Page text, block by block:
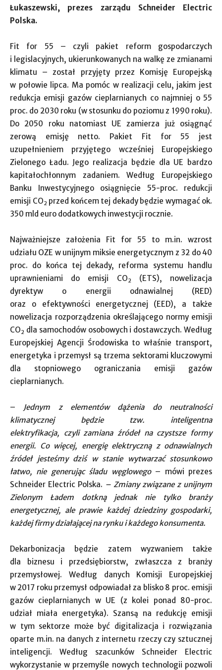
Łukaszewski, prezes zarządu Schneider Electric
Polska.
Fit for 55 – czyli pakiet reform gospodarczych
i legislacyjnych, ukierunkowanych na walkę ze zmianami
klimatu – został przyjęty przez Komisję Europejską
w połowie lipca. Ma pomóc w realizacji celu, jakim jest
redukcja emisji gazów cieplarnianych co najmniej o 55
proc. do 2030 roku (w stosunku do poziomu z 1990 roku).
Do 2050 roku natomiast UE zamierza już osiągnąć
zerową emisję netto. Pakiet Fit for 55 jest
uzupełnieniem przyjętego wcześniej Europejskiego
Zielonego Ładu. Jego realizacja będzie dla UE bardzo
kapitałochłonnym zadaniem. Według Europejskiego
Banku Inwestycyjnego osiągnięcie 55-proc. redukcji
emisji CO2 przed końcem tej dekady będzie wymagać ok.
350 mld euro dodatkowych inwestycji rocznie.
Najważniejsze założenia Fit for 55 to m.in. wzrost
udziału OZE w unijnym miksie energetycznym z 32 do 40
proc. do końca tej dekady, reforma systemu handlu
uprawnieniami do emisji CO2
(ETS), nowelizacja
dyrektyw o energii odnawialnej (RED)
oraz o efektywności energetycznej (EED), a także
nowelizacja rozporządzenia określającego normy emisji
CO2 dla samochodów osobowych i dostawczych. Według
Europejskiej Agencji Środowiska to właśnie transport,
energetyka i przemysł są trzema sektorami kluczowymi
dla stopniowego ograniczania emisji gazów
cieplarnianych.
– Jednym z elementów dążenia do neutralności
klimatycznej będzie tzw. inteligentna
elektryfikacja, czyli zamiana źródeł na czystsze formy
energii. Co więcej, energię elektryczną z odnawialnych
źródeł jesteśmy dziś w stanie wytwarzać stosunkowo
łatwo, nie generując śladu węglowego – mówi prezes
Schneider Electric Polska. – Zmiany związane z unijnym
Zielonym Ładem dotkną jednak nie tylko branży
energetycznej, ale prawie każdej dziedziny gospodarki,
każdej firmy działającej na rynku i każdego konsumenta.
Dekarbonizacja będzie zatem wyzwaniem także
dla biznesu i przedsiębiorstw, zwłaszcza z branży
przemysłowej. Według danych Komisji Europejskiej
w 2017 roku przemysł odpowiadał za blisko 8 proc. emisji
gazów cieplarnianych w UE (z kolei ponad 80-proc.
udział miała energetyka). Szansą na redukcję emisji
w tym sektorze może być digitalizacja i rozwiązania
oparte m.in. na danych z internetu rzeczy czy sztucznej
inteligencji. Według szacunków Schneider Electric
wykorzystanie w przemyśle nowych technologii pozwoli